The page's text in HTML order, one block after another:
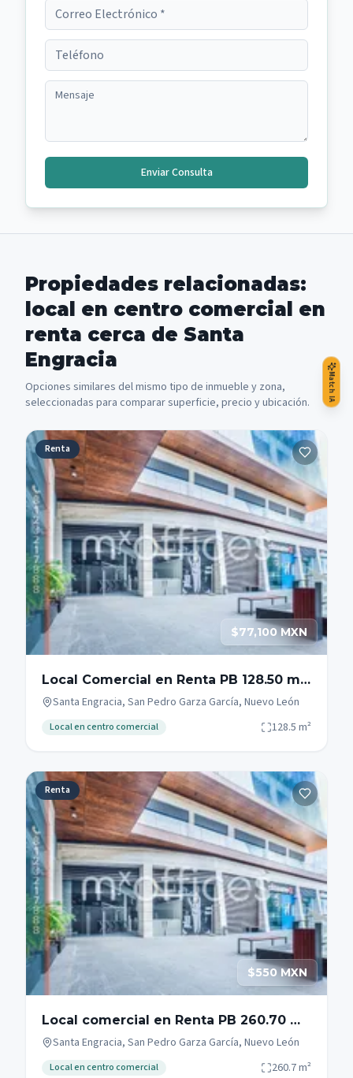
Match IA
Enviar Consulta
Propiedades relacionadas:
local en centro comercial en
renta cerca de Santa
Engracia
Opciones similares del mismo tipo de inmueble y zona,
seleccionadas para comparar superficie, precio y ubicación.
Renta
$77,100 MXN
Local Comercial en Renta PB 128.50 m2
Campestre en San Pedro Garza García
Santa Engracia, San Pedro Garza García, Nuevo León
Local en centro comercial 128.5 m²
Renta
$550 MXN
Local comercial en Renta PB 260.70 m2
Zona Campestre San Pedro Garza
Santa Engracia, San Pedro Garza García, Nuevo León
Local en centro comercial 260.7m²